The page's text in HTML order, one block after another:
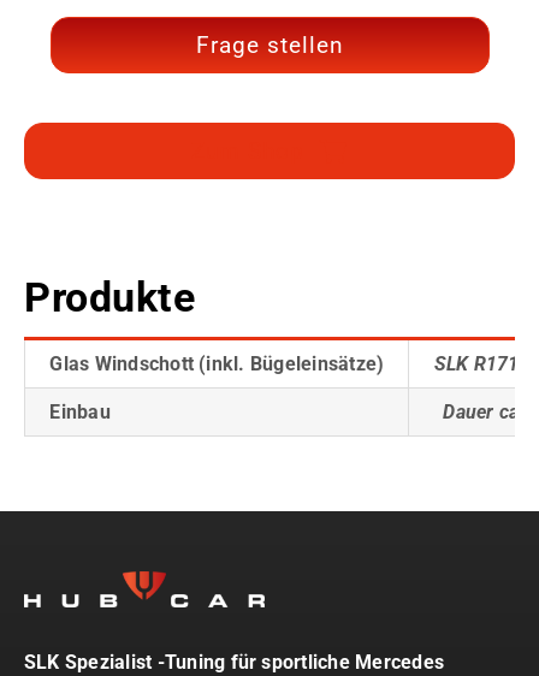
Frage stellen
Produkte
Glas Windschott (inkl. Bügeleinsätze) SLK R171
Einbau Dauer ca.
SLK Spezialist -Tuning für sportliche Mercedes